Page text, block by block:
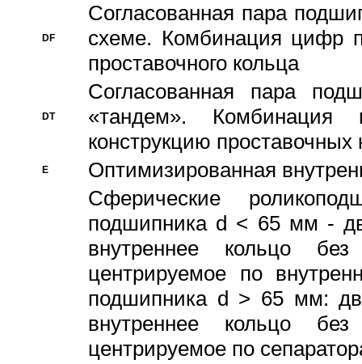
DF
Согласованная пара
схеме. Комбинация цифр
проставочного кольца
DT
Согласованная пара
«тандем».
конструкцию проставочных
E
Оптимизированная
Сферические
подшипника d < 65 мм -
внутреннее кольцо
центрируемое по
подшипника d > 65 мм:
внутреннее кольцо
центрируемое по